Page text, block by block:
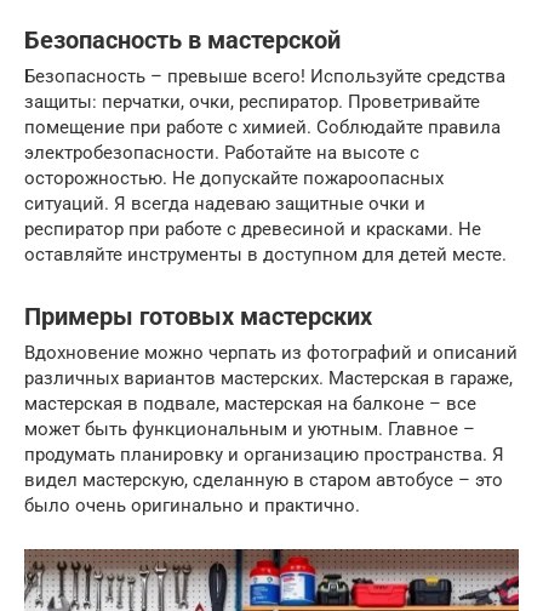
Безопасность в мастерской
Безопасность – превыше всего! Используйте средства
защиты: перчатки, очки, респиратор. Проветривайте
помещение при работе с химией. Соблюдайте правила
электробезопасности. Работайте на высоте с
осторожностью. Не допускайте пожароопасных
ситуаций. Я всегда надеваю защитные очки и
респиратор при работе с древесиной и красками. Не
оставляйте инструменты в доступном для детей месте.
Примеры готовых мастерских
Вдохновение можно черпать из фотографий и описаний
различных вариантов мастерских. Мастерская в гараже,
мастерская в подвале, мастерская на балконе – все
может быть функциональным и уютным. Главное –
продумать планировку и организацию пространства. Я
видел мастерскую, сделанную в старом автобусе – это
было очень оригинально и практично.